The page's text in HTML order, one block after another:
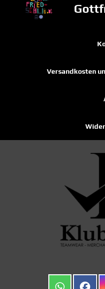
Versandkosten